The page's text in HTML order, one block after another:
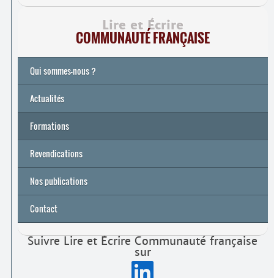
Lire et Écrire
COMMUNAUTÉ FRANÇAISE
Qui sommes-nous ?
Actualités
Formations
Archives
Université de printemps 2026
Revendications
Nos publications
Contact
Suivre Lire et Écrire Communauté française
sur